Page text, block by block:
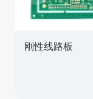
刚性线路板